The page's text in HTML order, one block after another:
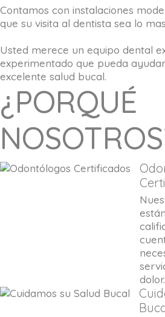
Contamos con instalaciones
que su visita al dentista sea lo
Usted merece un equipo dental
experimentado que pueda
excelente salud bucal.
¿PORQUÉ
dolor.